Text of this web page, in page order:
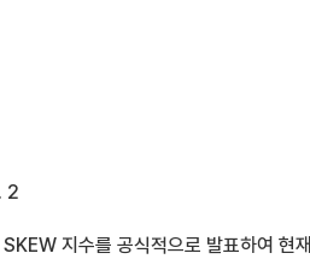
2
지수를 공식적으로 발표하여 현재